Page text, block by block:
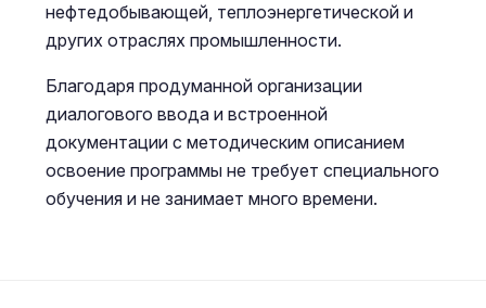
нефтедобывающей, теплоэнергетической и
других отраслях промышленности.
Благодаря продуманной организации
диалогового ввода и встроенной
документации с методическим описанием
освоение программы не требует специального
обучения и не занимает много времени.